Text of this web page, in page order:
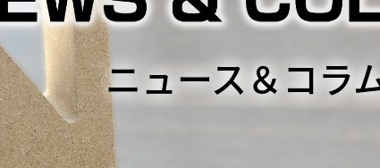
ニュース＆コラ